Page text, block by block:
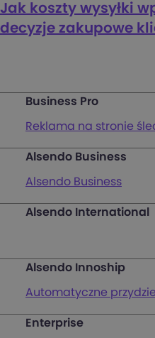
Jak koszty wysyłki
decyzje zakupowe
Business Pro
Reklama na stronie
Mapa punktów
Zwroty
Zaloguj się
Zarejestruj się
Alsendo Business
Alsendo Business
Przesyłki krajowe
Przesyłki
Alsendo International
Alsendo Innoship
Automatyczne
Generowanie
Enterprise